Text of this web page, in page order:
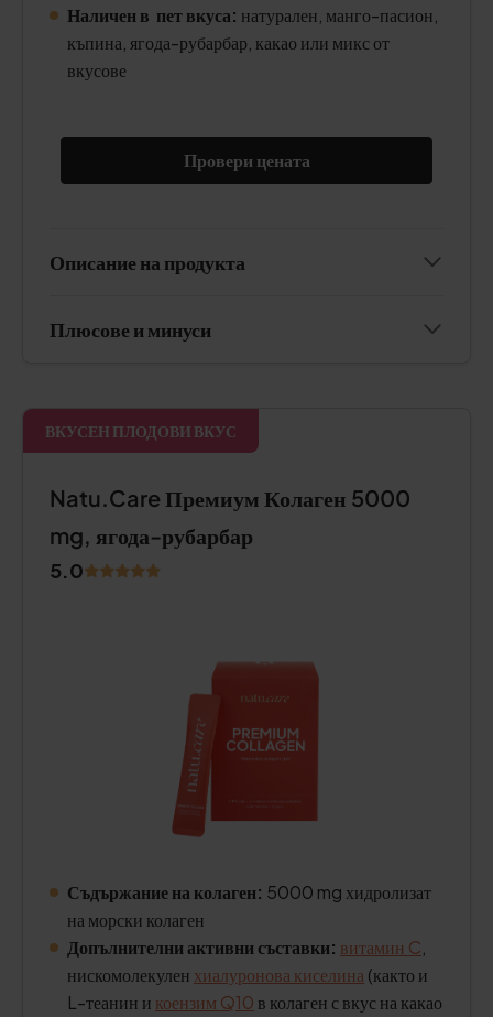
Наличен в пет вкуса: натурален, манго-пасион,
къпина, ягода-рубарбар, какао или микс от
вкусове
Провери цената
Описание на продукта
Плюсове и минуси
ВКУСЕН ПЛОДОВИ ВКУС
Natu.Care Премиум Колаген 5000
mg, ягода-рубарбар
5.0
Съдържание на колаген: 5000 mg хидролизат
на морски колаген
Допълнителни активни съставки: витамин C
нискомолекулен хиалуронова киселина (както и
L-теанин и коензим Q10 в колаген с вкус на какао